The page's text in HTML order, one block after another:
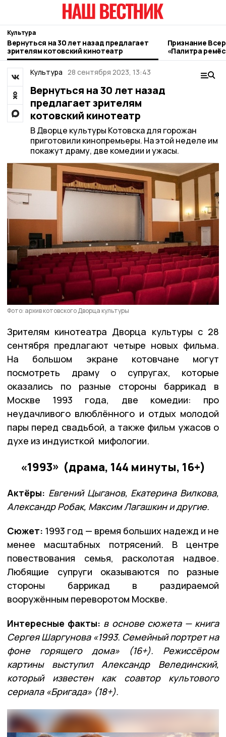
Культура
Вернуться на 30 лет назад предлагает
зрителям котовский кинотеатр
Признание
«Палитра
котовские
Культура 28 сентября 2023, 13:43
Вернуться на 30 лет назад
предлагает зрителям
котовский кинотеатр
В Дворце культуры Котовска для горожан
приготовили кинопремьеры. На этой неделе им
покажут драму, две комедии и ужасы.
Фото: архив котовского Дворца культуры
Зрителям кинотеатра Дворца культуры с 28
сентября предлагают четыре новых фильма.
На большом экране котовчане могут
посмотреть драму о супругах, которые
оказались по разные стороны баррикад в
Москве 1993 года, две комедии: про
неудачливого влюблённого и отдых молодой
пары перед свадьбой, а также фильм ужасов о
духе из индуисткой мифологии.
«1993» (драма, 144 минуты, 16+)
Актёры: Евгений Цыганов, Екатерина Вилкова,
Александр Робак, Максим Лагашкин и другие.
Сюжет: 1993 год — время больших надежд и не
менее масштабных потрясений. В центре
повествования семья, расколотая надвое.
Любящие супруги оказываются по разные
стороны баррикад в раздираемой
вооружённым переворотом Москве.
Интересные факты: в основе сюжета — книга
Сергея Шаргунова «1993. Семейный портрет на
фоне горящего дома» (16+). Режиссёром
картины выступил Александр Велединский,
который известен как соавтор культового
сериала «Бригада» (18+).